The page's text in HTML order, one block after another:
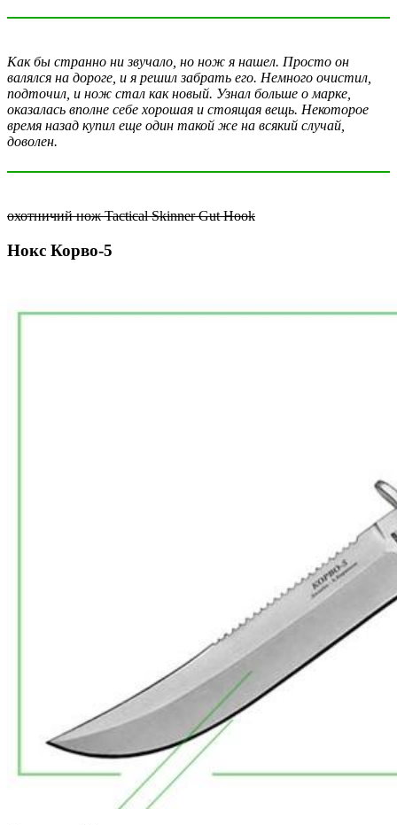
Как бы странно ни звучало, но нож я нашел. Просто он
валялся на дороге, и я решил забрать его. Немного очистил,
подточил, и нож стал как новый. Узнал больше о марке,
оказалась вполне себе хорошая и стоящая вещь. Некоторое
время назад купил еще один такой же на всякий случай,
доволен.
охотничий нож Tactical Skinner Gut Hook
Нокс Корво-5